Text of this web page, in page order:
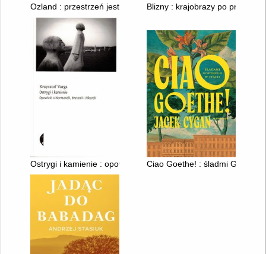
Ozland : przestrzeń jest wszystkimBlizny : krajobrazy po
Ostrygi i kamienie : opowieść o Normandii, Bretanii i Pikardii
Ciao Goethe! : śladmi